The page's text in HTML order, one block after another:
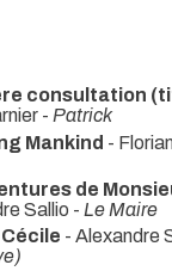
consultation
- Patrick
Mankind -
de
Sallio - Le Maire
- Alexandre